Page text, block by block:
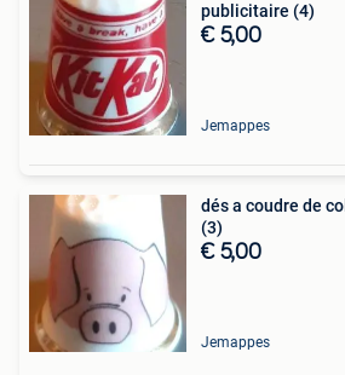
publicitaire (4)
€ 5,00
Jemappes
dés a coudre de
(3)
€ 5,00
Jemappes